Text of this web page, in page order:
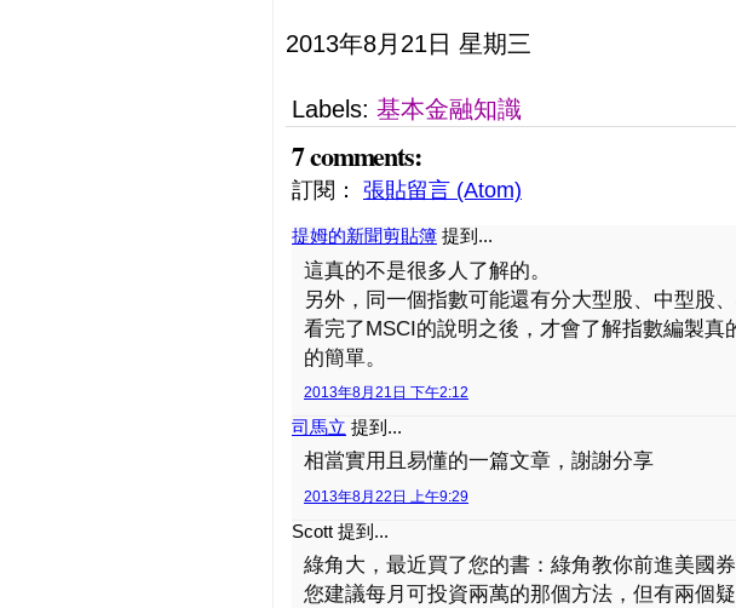
2013年8月21日 星期三
Labels: 基本金融知識
7 comments:
訂閱： 張貼留言 (Atom)
提姆的新聞剪貼簿 提到...
這真的不是很多人了解的。
另外，同一個指數可能還有分大型股、中型股、
看完了MSCI的說明之後，才會了解指數編製真
的簡單。
2013年8月21日 下午2:12
司馬立 提到...
相當實用且易懂的一篇文章，謝謝分享
2013年8月22日 上午9:29
Scott 提到...
綠角大，最近買了您的書：綠角教你前進美國
您建議每月可投資兩萬的那個方法，但有兩個疑